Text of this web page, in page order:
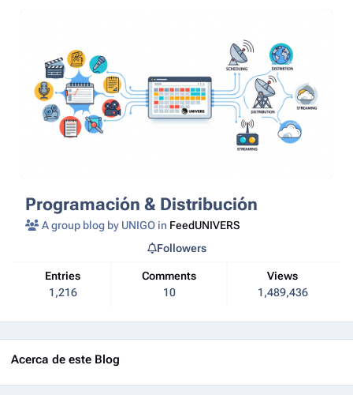
Programación & Distribución
A group blog by UNIGO in FeedUNIVERS
Entries
1,216
Comments
10
Views
1,489,436
Followers
Acerca de este Blog